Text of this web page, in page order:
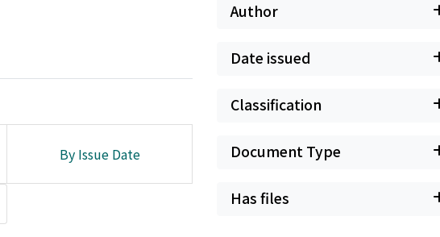
By Issue Date
Author
Date issued
Classification
Document Type
Has files